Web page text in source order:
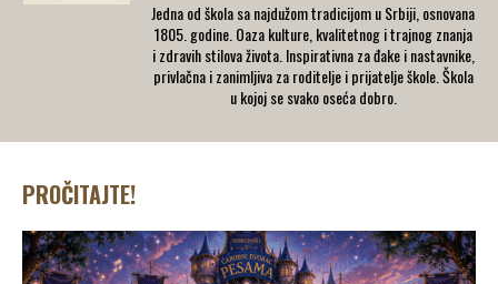
Jedna od škola sa najdužom tradicijom u Srbiji, osnovana
1805. godine. Oaza kulture, kvalitetnog i trajnog znanja
i zdravih stilova života. Inspirativna za đake i nastavnike,
privlačna i zanimljiva za roditelje i prijatelje škole. Škola
u kojoj se svako oseća dobro.
PROČITAJTE!